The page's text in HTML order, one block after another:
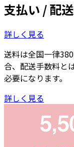
支払い / 配
詳しく見る
送料は全国一律
合、配送手数料と
必要になります。
詳しく見る